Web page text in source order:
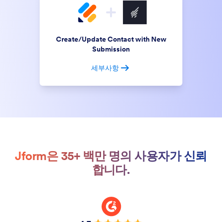
Create/Update Contact with New
Submission
세부사항
Jform은 35+ 백만 명의 사용자가 신뢰
합니다.